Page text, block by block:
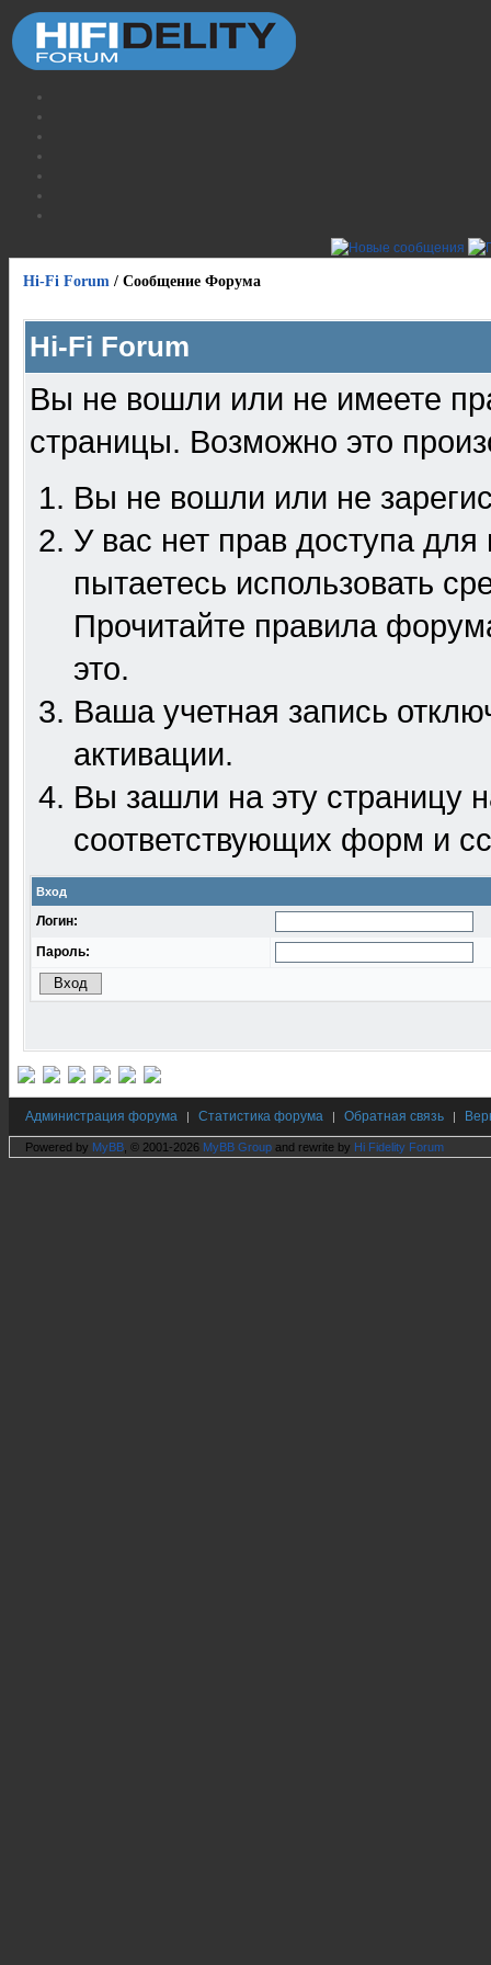
Hi-Fi Forum / Сообщение Форума
Hi-Fi Forum
Вы не вошли или не имеете
страницы. Возможно это
Вы не вошли или не
У вас нет прав доступа
пытаетесь использовать
Прочитайте правила
это.
Ваша учетная запись
активации.
Вы зашли на эту
соответствующих форм и
Вход
Логин:
Пароль:
Администрация форума | Статистика форума | Обратная связь |
Powered by MyBB , © 2001-2026 MyBB Group and rewrite by Hi Fidelity Forum